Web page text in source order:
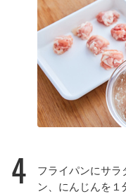
4
フライパンにサ
ン、にんじんを１